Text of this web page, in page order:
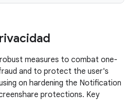
measures to combat one-
and to protect the user's
on hardening the Notification
protections. Key